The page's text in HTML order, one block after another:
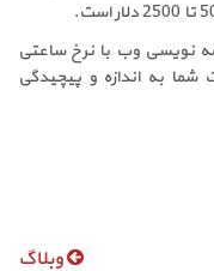
نویسی وب با نرخ ساعتی
به اندازه و پیچیدگی
وبلاگ